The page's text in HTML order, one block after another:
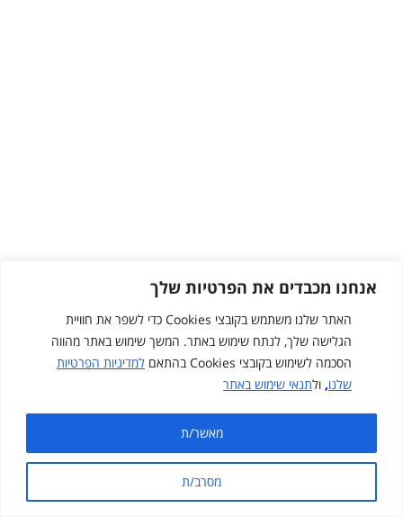
אנחנו מכבדים את הפרטיות שלך
האתר שלנו משתמש בקובצי Cookies כדי לשפר את חוויית
הגלישה שלך, לנתח שימוש באתר. המשך שימוש באתר מהווה
הסכמה לשימוש בקובצי Cookies בהתאם
למדיניות הפרטיות
שלנו, ולתנאי שימוש באתר
מסרב/ת
מאשר/ת
תנאי שימוש באתר